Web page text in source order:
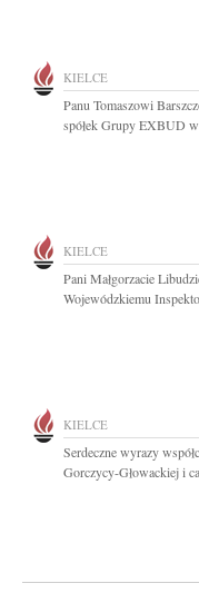
KIELCE
Panu Tomaszowi
spółek Grupy EXBUD
KIELCE
Pani Małgorzacie
Wojewódzkiemu
KIELCE
Serdeczne wyrazy
Gorczycy-Głowackiej i